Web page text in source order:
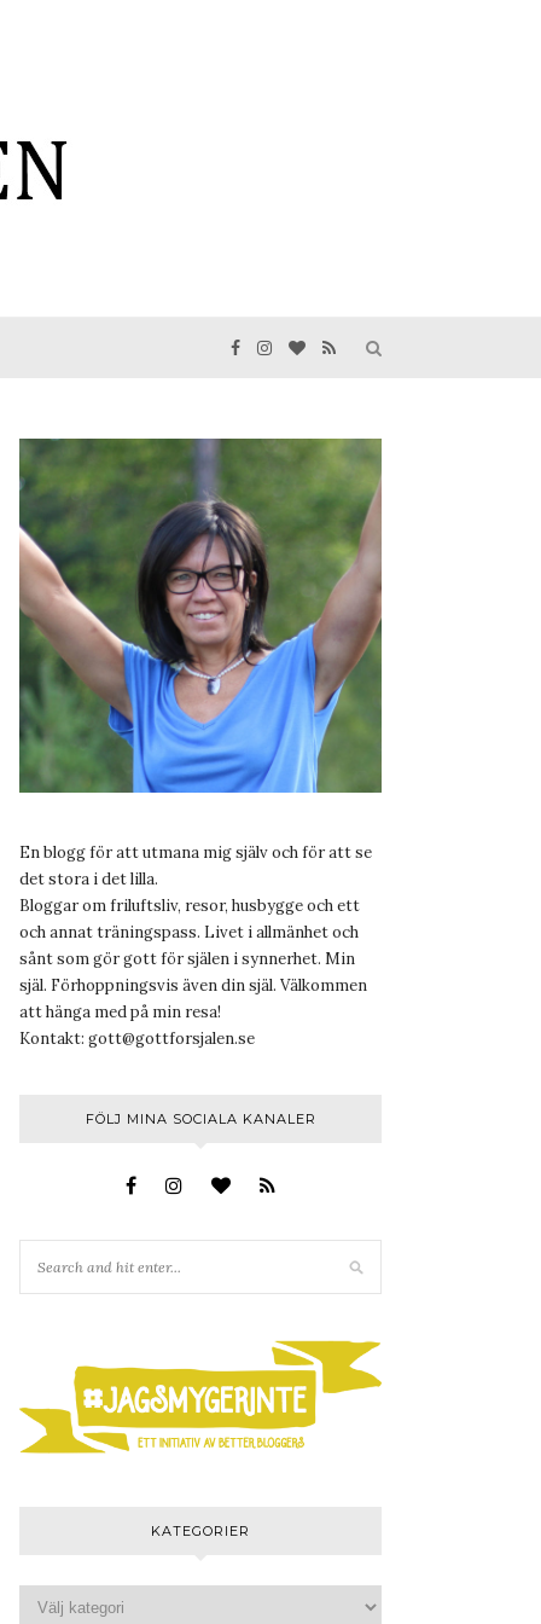
En blogg för att utmana mig själv och för att se
det stora i det lilla.
Bloggar om friluftsliv, resor, husbygge och ett
och annat träningspass. Livet i allmänhet och
sånt som gör gott för själen i synnerhet. Min
själ. Förhoppningsvis även din själ. Välkommen
att hänga med på min resa!
Kontakt: gott@gottforsjalen.se
FÖLJ MINA SOCIALA KANALER
KATEGORIER